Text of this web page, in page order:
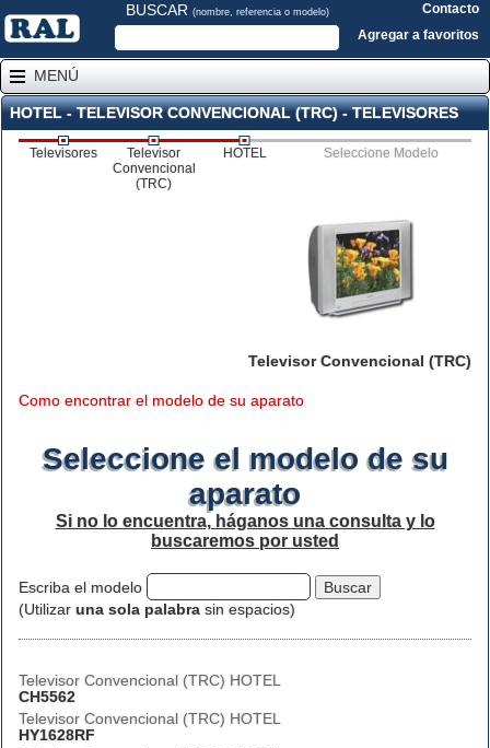
BUSCAR (nombre, referencia o modelo)
Contacto
Agregar a favoritos
MENÚ
HOTEL - TELEVISOR CONVENCIONAL (TRC) - TELEVISORES
Televisores
Televisor
Convencional
(TRC)
HOTEL Seleccione Modelo
Televisor Convencional (TRC)
Como encontrar el modelo de su aparato
Seleccione el modelo de su
aparato
Si no lo encuentra, háganos una consulta y lo
buscaremos por usted
Escriba el modelo
(Utilizar una sola palabra sin espacios)
Televisor Convencional (TRC) HOTEL
CH5562
Televisor Convencional (TRC) HOTEL
HY1628RF